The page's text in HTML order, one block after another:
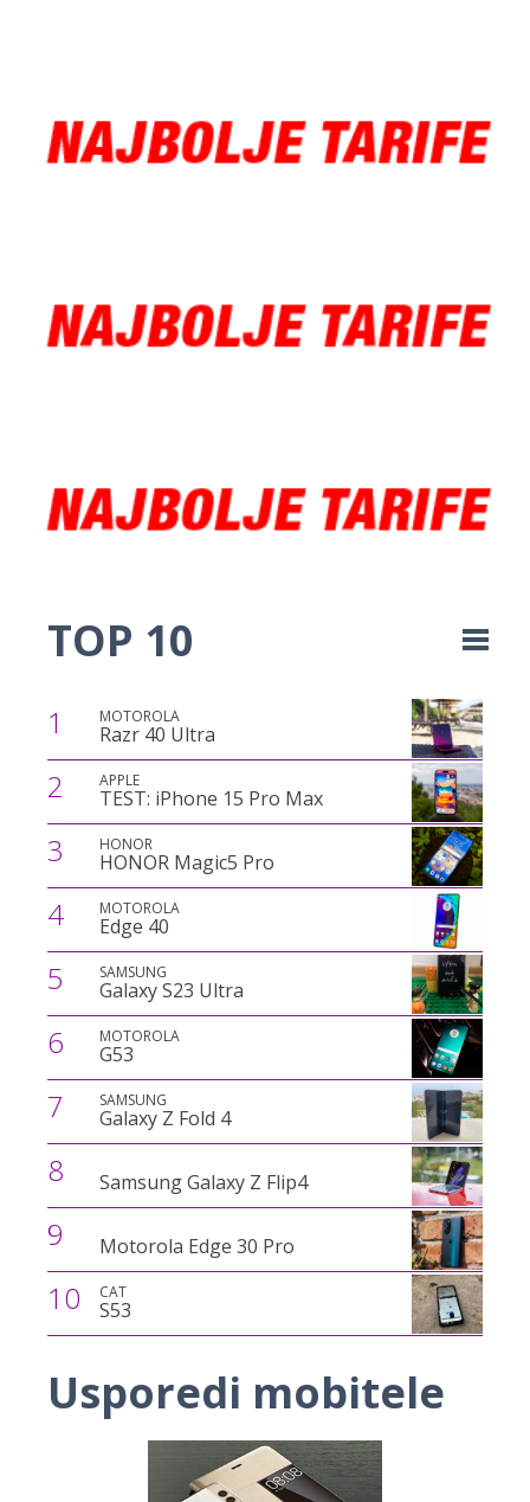
TOP 10
1 MOTOROLA
Razr 40 Ultra
2 APPLE
TEST: iPhone 15 Pro Max
3 HONOR
HONOR Magic5 Pro
4 MOTOROLA
Edge 40
5 SAMSUNG
Galaxy S23 Ultra
6 MOTOROLA
G53
7 SAMSUNG
Galaxy Z Fold 4
8 Samsung Galaxy Z Flip4
9 Motorola Edge 30 Pro
10 CAT
S53
Usporedi mobitele